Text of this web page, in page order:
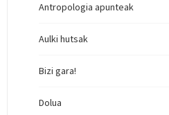
Antropologia apunteak
Aulki hutsak
Bizi gara!
Dolua